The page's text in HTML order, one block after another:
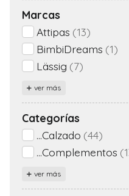
Marcas
Attipas (13)
BimbiDreams (1)
Lässig (7)
ver más
Categorías
...Calzado (44)
...Complementos
ver más